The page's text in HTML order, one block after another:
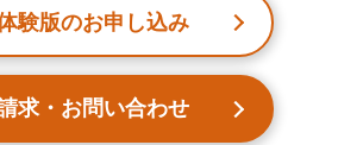
験版のお申し込み
求・お問い合わせ